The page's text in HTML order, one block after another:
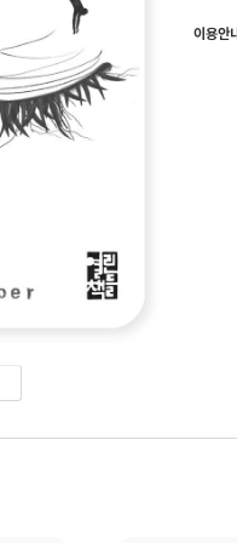
이용안